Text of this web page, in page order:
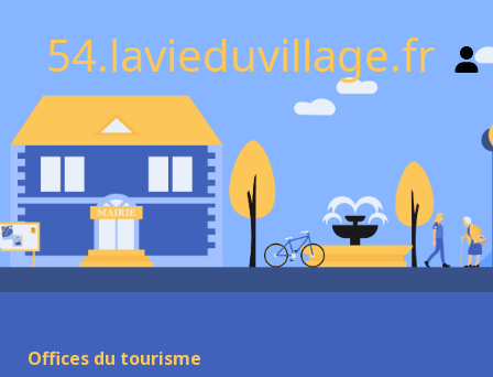
54.lavieduvillage.fr
Offices du tourisme